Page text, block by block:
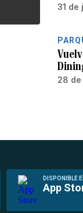
31 de
28 de
DISPONIBLE
App